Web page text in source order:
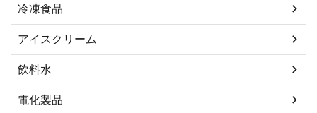
冷凍食品
アイスクリーム
飲料水
電化製品